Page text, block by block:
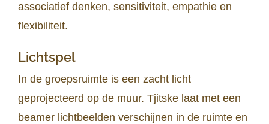
associatief denken, sensitiviteit, empathie en
flexibiliteit.
Lichtspel
In de groepsruimte is een zacht licht
geprojecteerd op de muur. Tjitske laat met een
beamer lichtbeelden verschijnen in de ruimte en